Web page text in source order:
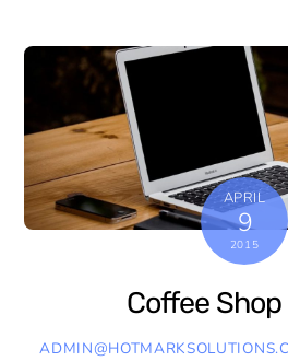
APRIL
9
2015
Coffee